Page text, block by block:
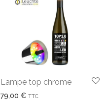
Lampe top chrome
79,00 € TTC